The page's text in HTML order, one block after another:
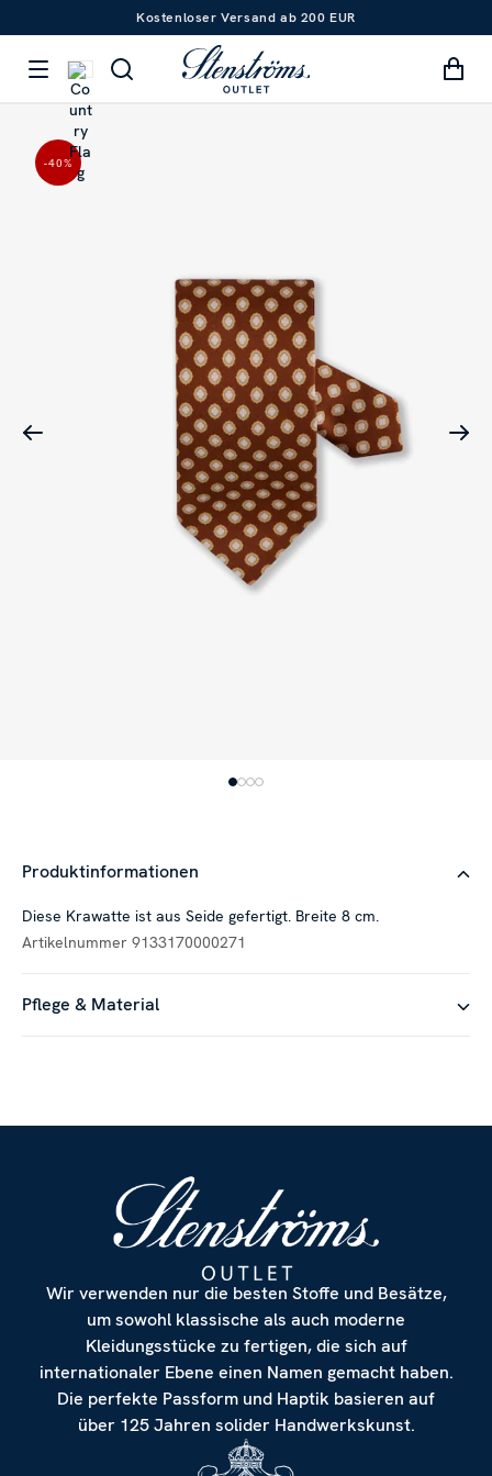
Kostenloser Versand ab 200 EUR
-40%
Produktinformationen
Diese Krawatte ist aus Seide gefertigt. Breite 8 cm.
Artikelnummer 9133170000271
Pflege & Material
Wir verwenden nur die besten Stoffe und Besätze,
um sowohl klassische als auch moderne
Kleidungsstücke zu fertigen, die sich auf
internationaler Ebene einen Namen gemacht haben.
Die perfekte Passform und Haptik basieren auf
über 125 Jahren solider Handwerkskunst.